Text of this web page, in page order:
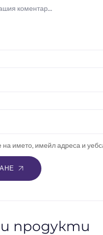
на името, имейл адреса и
продукти